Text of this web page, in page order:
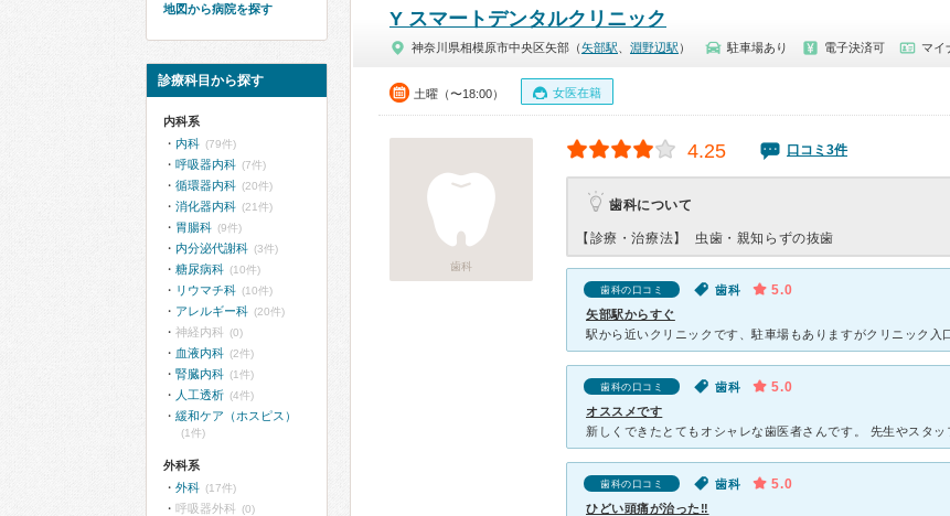
Y スマートデンタルクリニック
神奈川県相模原市中央区矢部（矢部駅 淵野辺駅 ） 駐車場あり 電子決済可 マイ
土曜（〜18:00） 女医在籍
歯科
4.25 口コミ3件
歯科について
【診療・治療法】 虫歯・親知らずの抜歯
歯科の口コミ 歯科 5.0
矢部駅からすぐ
歯科の口コミ 歯科 5.0
オススメです
歯科の口コミ 歯科 5.0
ひどい頭痛が治った‼️
地図から病院を探す
診療科目から探す
内科系
内科 (79件)
呼吸器内科 (7件)
循環器内科 (20件)
消化器内科 (21件)
胃腸科 (9件)
内分泌代謝科 (3件)
糖尿病科 (10件)
リウマチ科 (10件)
アレルギー科 (20件)
神経内科 (0)
血液内科 (2件)
腎臓内科 (1件)
人工透析 (4件)
緩和ケア（ホスピス）
(1件)
外科系
外科 (17件)
呼吸器外科 (0)